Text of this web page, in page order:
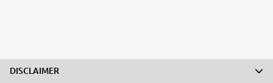
DISCLAIMER